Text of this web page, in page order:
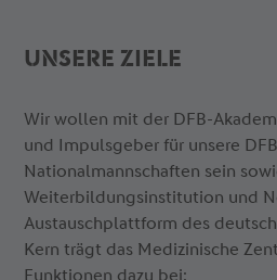
UNSERE ZIELE
Wir wollen mit der DFB-
und Impulsgeber für unsere
Nationalmannschaften sein
Weiterbildungsinstitution und
Austauschplattform des
Kern trägt das Medizinische
Funktionen dazu bei: